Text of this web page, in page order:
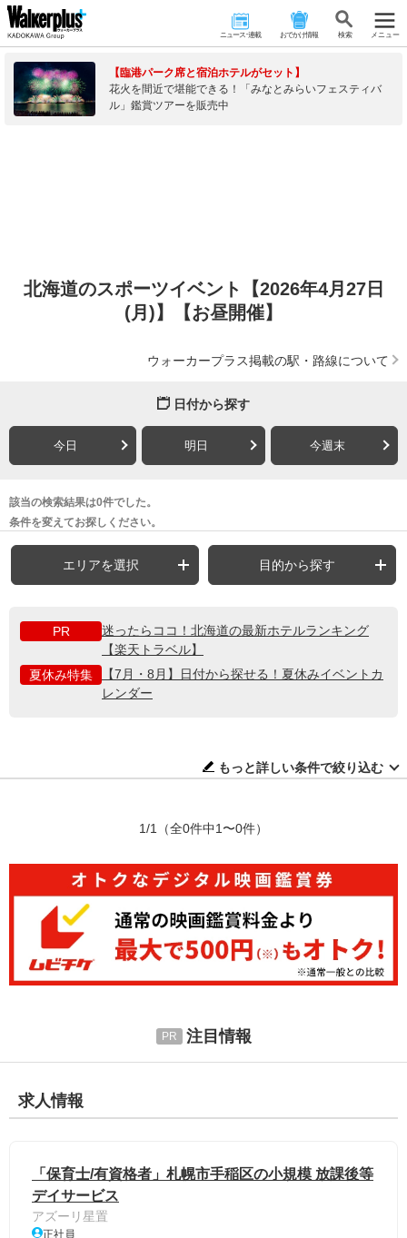
ニュース･連載 おでかけ情報 検 索 メニュー
【臨港パーク席と宿泊ホテルがセット】
花火を間近で堪能できる！「みなとみらいフェスティバ
ル」鑑賞ツアーを販売中
北海道のスポーツイベント【2026年4月27日
(月)】【お昼開催】
ウォーカープラス掲載の駅・路線について
日付から探す
今日 明日 今週末
該当の検索結果は0件でした。
条件を変えてお探しください。
エリアを選択 目的から探す
PR
迷ったらココ！北海道の最新ホテルランキング
【楽天トラベル】
夏休み特集
【7月・8月】日付から探せる！夏休みイベントカ
レンダー
もっと詳しい条件で絞り込む
1/1 （全0件中1〜0件）
注目情報
求人情報
「保育士/有資格者」札幌市手稲区の小規模 放課後等
デイサービス
アズーリ星置
正社員